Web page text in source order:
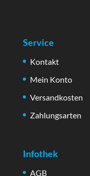
Service
Kontakt
Mein Konto
Versandkosten
Zahlungsarten
Infothek
AGB